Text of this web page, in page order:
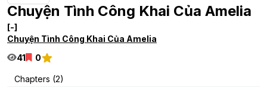
Chuyện Tình Công Khai Của Amelia
[-]
Chuyện Tình Công Khai Của Amelia
41
0
Chapters (2)